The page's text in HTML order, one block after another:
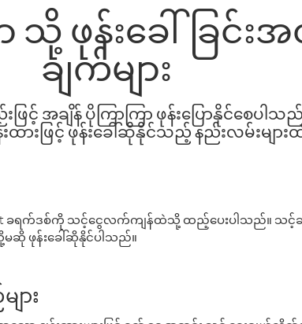
သို့ ဖုန်းခေါ်ခြင်
ချက်များ
င့် အချိန် ပိုကြာကြာ ဖုန်းပြောနိုင်စေ
ားဖြင့် ဖုန်းခေါ်ဆိုနိုင်သည့် နည်းလမ်းမျာ
ခရက်ဒစ်ကို သင့်ငွေလက်ကျန်ထဲသို့ ထည့်ပေးပါသည်။ သင့်
ဆို ဖုန်းခေါ်ဆိုနိုင်ပါသည်။
ား